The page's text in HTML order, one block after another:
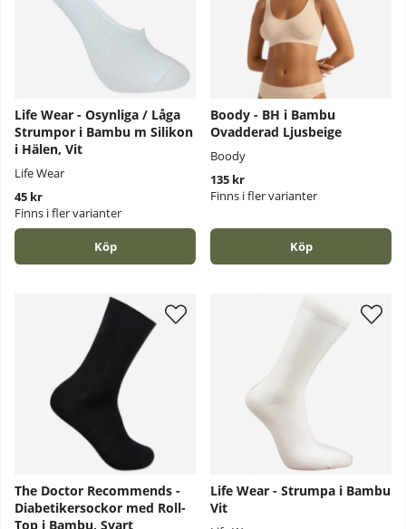
Life Wear - Osynliga / Låga
Strumpor i Bambu m Silikon
i Hälen, Vit
Life Wear
45 kr
Finns i fler varianter
Köp
Boody - BH i Bambu
Ovadderad Ljusbeige
Boody
135 kr
Finns i fler varianter
Köp
The Doctor Recommends -
Diabetikersockor med Roll-
Top i Bambu, Svart
Life Wear - Strumpa i Bambu
Vit